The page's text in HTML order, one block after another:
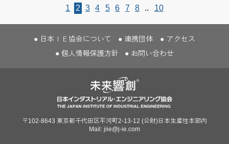
1 2 3 4 5 6 7 8 .. 10
日本ＩＥ協会について 連携団体
アクセス
個人情報保護方針
お問い合わせ
〒102-8643 東京都千代田区平河町2-13-12 (公財)日本生産性本部内
Mail: jiie@j-ie.com